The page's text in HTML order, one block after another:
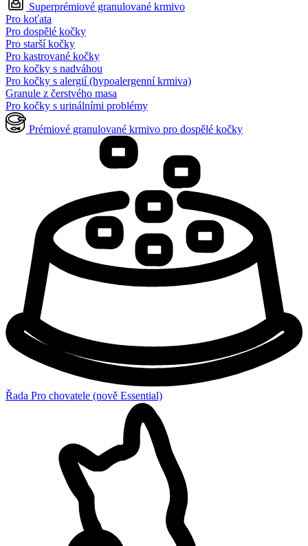
Superprémiové granulované krmivo
Pro koťata
Pro dospělé kočky
Pro starší kočky
Pro kastrované kočky
Pro kočky s nadváhou
Pro kočky s alergií (hypoalergenní krmiva)
Granule z čerstvého masa
Pro kočky s urinálními problémy
Prémiové granulované krmivo pro dospělé kočky
Řada Pro chovatele (nově Essential)